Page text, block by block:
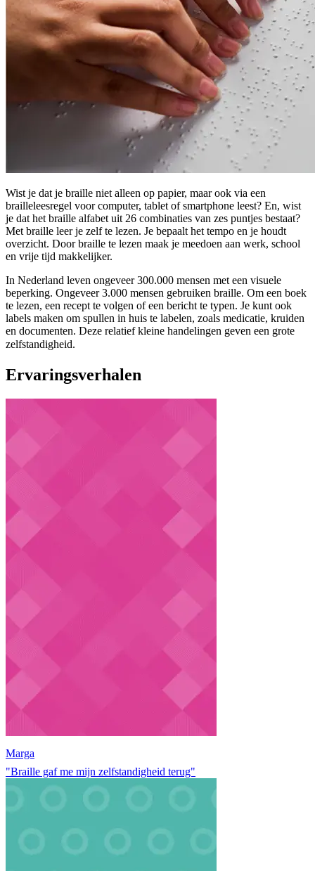
Wist je dat je braille niet alleen op papier, maar ook via een
brailleleesregel voor computer, tablet of smartphone leest? En, wist
je dat het braille alfabet uit 26 combinaties van zes puntjes bestaat?
Met braille leer je zelf te lezen. Je bepaalt het tempo en je houdt
overzicht. Door braille te lezen maak je meedoen aan werk, school
en vrije tijd makkelijker.
In Nederland leven ongeveer 300.000 mensen met een visuele
beperking. Ongeveer 3.000 mensen gebruiken braille. Om een boek
te lezen, een recept te volgen of een bericht te typen. Je kunt ook
labels maken om spullen in huis te labelen, zoals medicatie, kruiden
en documenten. Deze relatief kleine handelingen geven een grote
zelfstandigheid.
Ervaringsverhalen
Marga
"Braille gaf me mijn zelfstandigheid terug"